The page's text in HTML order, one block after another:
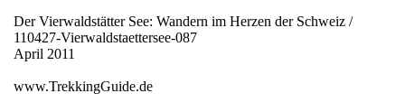
Der Vierwaldstätter See: Wandern im Herzen der Schweiz /
110427-Vierwaldstaettersee-087
April 2011
www.TrekkingGuide.de